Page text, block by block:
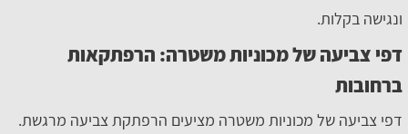
ונגישה בקלות.
דפי צביעה של מכוניות משטרה: הרפתקאות
ברחובות
דפי צביעה של מכוניות משטרה מציעים הרפתקת צביעה מרגשת.